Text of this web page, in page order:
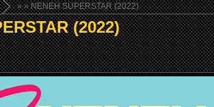
»» NENEH SUPERSTAR (2022)
(2022)